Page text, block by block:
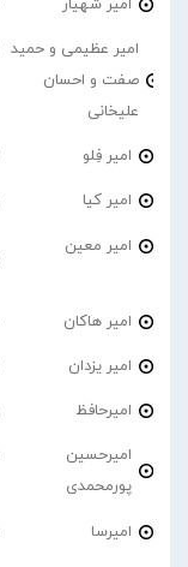
امیر شهیار
امیر عظیمی و حمید
صفت و احسان
علیخانی
امیر فِلو
امیر کیا
امیر معین
امیر هاکان
امیر یزدان
امیرحافظ
امیرحسین
پورمحمدی
امیرسا